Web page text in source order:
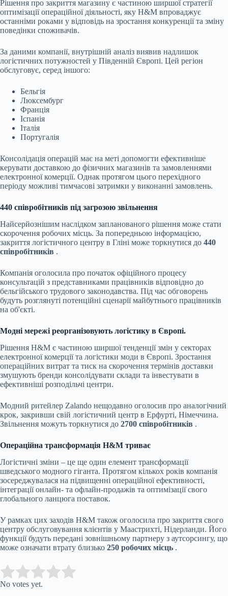
Рішення про закриття магазину є частиною ширшої стратегії
оптимізації операційної діяльності, яку H&M впроваджує
останніми роками у відповідь на зростання конкуренції та зміну
поведінки споживачів.
За даними компанії, внутрішній аналіз виявив надлишок
логістичних потужностей у Південній Європі. Цей регіон
обслуговує, серед іншого:
Бельгія
Люксембург
Франція
Іспанія
Італія
Португалія
Консолідація операцій має на меті допомогти ефективніше
керувати доставкою до фізичних магазинів та замовленнями
електронної комерції. Однак протягом цього перехідного
періоду можливі тимчасові затримки у виконанні замовлень.
440 співробітників під загрозою звільнення
Найсерйознішим наслідком запланованого рішення може стати
скорочення робочих місць. За попередньою інформацією,
закриття логістичного центру в Гліні може торкнутися до 440
співробітників .
Компанія оголосила про початок офіційного процесу
консультацій з представниками працівників відповідно до
бельгійського трудового законодавства. Під час обговорень
будуть розглянуті потенційні сценарії майбутнього працівників
на об'єкті.
Модні мережі реорганізовують логістику в Європі.
Рішення H&M є частиною ширшої тенденції змін у секторах
електронної комерції та логістики моди в Європі. Зростання
операційних витрат та тиск на скорочення термінів доставки
змушують бренди консолідувати склади та інвестувати в
ефективніші розподільчі центри.
Модний ритейлер Zalando нещодавно оголосив про аналогічний
крок, закривши свій логістичний центр в Ерфурті, Німеччина.
Звільнення можуть торкнутися до 2700 співробітників .
Операційна трансформація H&M триває
Логістичні зміни – це ще один елемент трансформації
шведського модного гіганта. Протягом кількох років компанія
зосереджувалася на підвищенні операційної ефективності,
інтеграції онлайн- та офлайн-продажів та оптимізації свого
глобального ланцюга поставок.
У рамках цих заходів H&M також оголосила про закриття свого
центру обслуговування клієнтів у Маастрихті, Нідерланди. Його
функції будуть передані зовнішньому партнеру з аутсорсингу, що
може означати втрату близько 250 робочих місць .
Rate this item:
No votes yet.